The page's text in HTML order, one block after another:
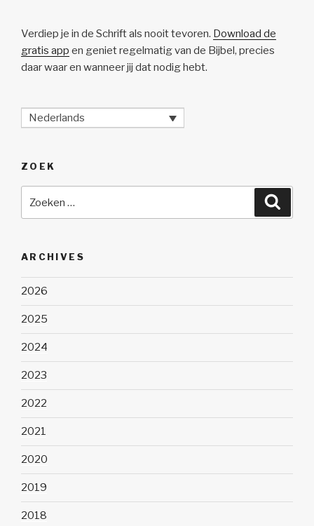
Verdiep je in de Schrift als nooit tevoren. Download de
gratis app en geniet regelmatig van de Bijbel, precies
daar waar en wanneer jij dat nodig hebt.
Nederlands
ZOEK
naar:
ARCHIVES
2026
2025
2024
2023
2022
2021
2020
2019
2018